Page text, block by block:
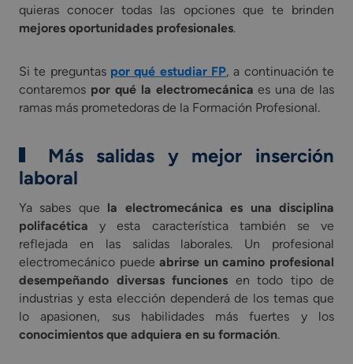
quieras conocer todas las opciones que te brinden
mejores oportunidades profesionales.
Si te preguntas por qué estudiar FP, a continuación te
contaremos por qué la electromecánica es una de las
ramas más prometedoras de la Formación Profesional.
Más salidas y mejor inserción
laboral
Ya sabes que la electromecánica es una disciplina
polifacética y esta característica también se ve
reflejada en las salidas laborales. Un profesional
electromecánico puedeabrirse un camino profesional
desempeñando diversas funciones en todo tipo de
industrias y esta elección dependerá de los temas que
lo apasionen, sus habilidades más fuertes y los
conocimientos que adquiera en su formación.